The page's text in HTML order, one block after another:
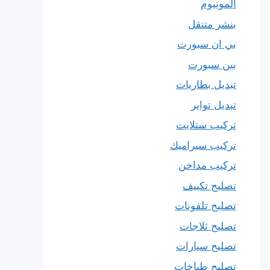
المونيوم
بنشر متنقل
بي ان سبورت
بين سبورت
تبديل بطاريات
تبديل تواير
تركيب ستلايت
تركيب سيراميك
تركيب مداخن
تصليح تكييف
تصليح تلفونات
تصليح ثلاجات
تصليح سيارات
تصليح طباخات